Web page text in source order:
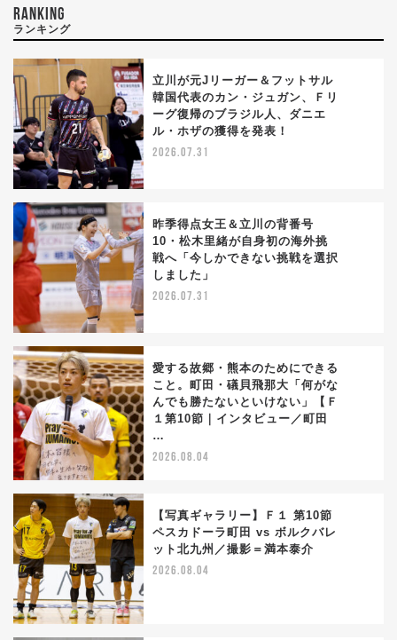
RANKING
ランキング
立川が元Jリーガー＆フットサル
韓国代表のカン・ジュガン、Ｆリ
ーグ復帰のブラジル人、ダニエ
ル・ホザの獲得を発表！
2026.07.31
昨季得点女王＆立川の背番号
10・松木里緒が自身初の海外挑
戦へ「今しかできない挑戦を選択
しました」
2026.07.31
愛する故郷・熊本のためにできる
こと。町田・礒貝飛那大「何がな
んでも勝たないといけない」【Ｆ
１第10節｜インタビュー／町田
…
2026.08.04
【写真ギャラリー】Ｆ１ 第10節
ペスカドーラ町田 vs ボルクバレ
ット北九州／撮影＝満本泰介
2026.08.04